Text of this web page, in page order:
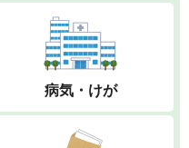
病気・けが